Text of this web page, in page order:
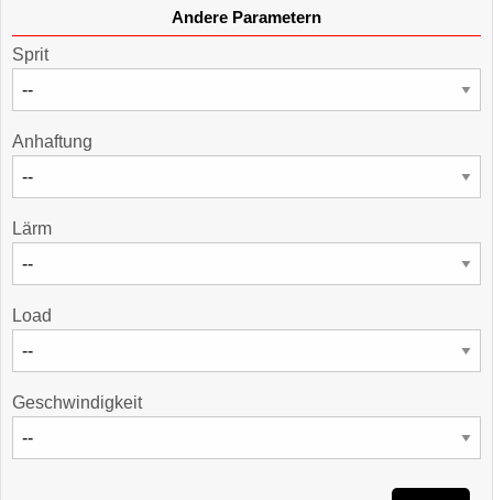
Andere Parametern
Sprit
Anhaftung
Lärm
Load
Geschwindigkeit